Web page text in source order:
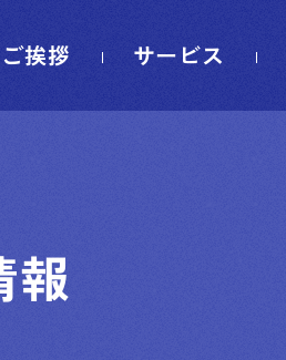
ご挨拶 サービス
報